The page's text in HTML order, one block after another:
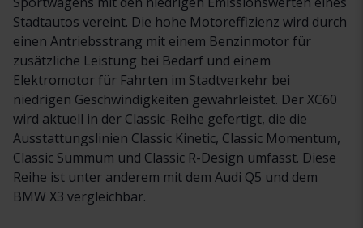
Stadtautos vereint. Die hohe Motoreffizienz wird durch
einen Antriebsstrang mit einem Benzinmotor für
zusätzliche Leistung bei Bedarf und einem
Elektromotor für Fahrten im Stadtverkehr bei
niedrigen Geschwindigkeiten gewährleistet. Der XC60
wird aktuell in der Classic-Reihe gefertigt, die die
Ausstattungslinien Classic Kinetic, Classic Momentum,
Classic Summum und Classic R-Design umfasst. Diese
Reihe ist unter anderem mit dem Audi Q5 und dem
BMW X3 vergleichbar.